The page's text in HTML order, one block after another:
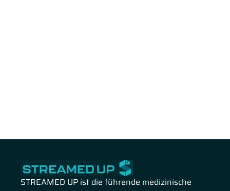
STREAMED UP ist die führende medizinische